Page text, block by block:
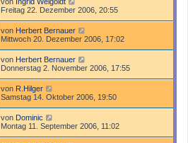
Freitag 22. Dezember 2006, 20:55
von Herbert Bernauer
Mittwoch 20. Dezember 2006, 17:02
von Herbert Bernauer
Donnerstag 2. November 2006, 17:55
von R.Hilger
Samstag 14. Oktober 2006, 19:50
von Dominic
Montag 11. September 2006, 11:02